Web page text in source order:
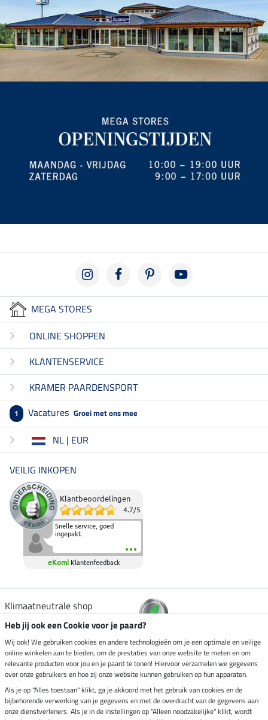
MEGA STORES
ONLINE SHOPPEN
KLANTENSERVICE
KRAMER PAARDENSPORT
1 Vacatures Groei met ons mee
NL | EUR
VEILIG INKOPEN
Klantbeoordelingen
4.7/5
Snelle service, goed
ingepakt.
eKomi Klantenfeedback
Klimaatneutrale shop
Verzending per
Veilig betalen met
Heb jij ook een Cookie voor je paard?
Wij ook! We gebruiken cookies en andere technologieën om je een optimale en veilige
online winkelen aan te bieden, om de prestaties van onze website te meten en om
relevante producten voor jou en je paard te tonen! Hiervoor verzamelen we gegevens
over onze gebruikers en hoe zij onze website kunnen gebruiken op hun apparaten.
Als je op "Alles toestaan" klikt, ga je akkoord met het gebruik van cookies en de
bijbehorende verwerking van je gegevens en met de overdracht van de gegevens aan
onze dienstverleners. Als je in de instellingen op "Alleen noodzakelijke" klikt, wordt